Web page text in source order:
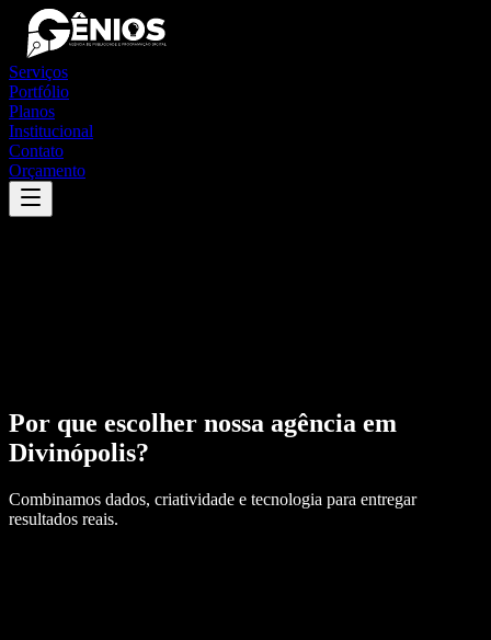
Serviços
Portfólio
Planos
Institucional
Contato
Orçamento
Por que escolher nossa agência em
Divinópolis?
Combinamos dados, criatividade e tecnologia para entregar
resultados reais.